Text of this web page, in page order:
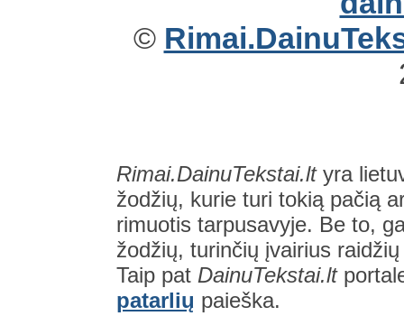
©
Rimai.DainuTekstai.ltyra
žodžių, kurie turi tokią pačią
rimuotis tarpusavyje. Be to,
žodžių, turinčių įvairius
Taip pat DainuTekstai.lt
patarlių paieška.